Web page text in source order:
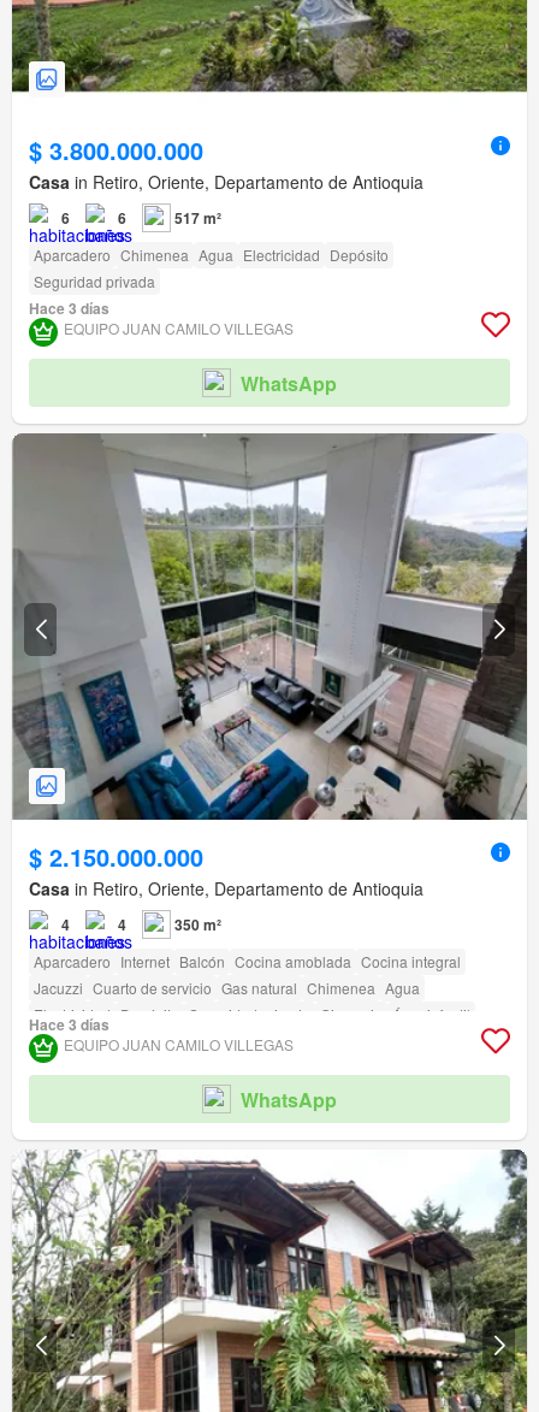
$ 3.800.000.000
Casa in Retiro, Oriente, Departamento de Antioquia
6 6 517 m²
Aparcadero Chimenea Agua Electricidad Depósito
Seguridad privada
Hace 3 días
EQUIPO JUAN CAMILO VILLEGAS
WhatsApp
$ 2.150.000.000
Casa in Retiro, Oriente, Departamento de Antioquia
4 4 350 m²
Aparcadero Internet Balcón Cocina amoblada Cocina integral
Jacuzzi Cuarto de servicio Gas natural Chimenea Agua
Electricidad Depósito Seguridad privada Gimnasio
Área infantil
Jardín
Hace 3 días
EQUIPO JUAN CAMILO VILLEGAS
WhatsApp